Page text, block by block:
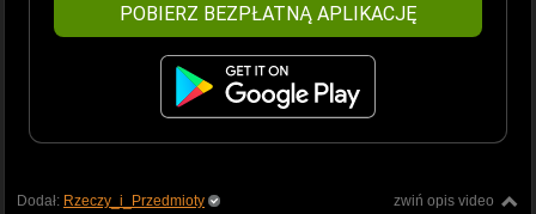
POBIERZ BEZPŁATNĄ APLIKACJĘ
zwiń opis video
Dodał: Rzeczy_i_Przedmioty